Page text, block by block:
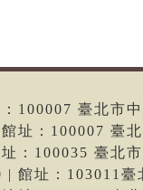
100007 臺北市
址：100007 臺
：100035 臺北
館址：103011臺